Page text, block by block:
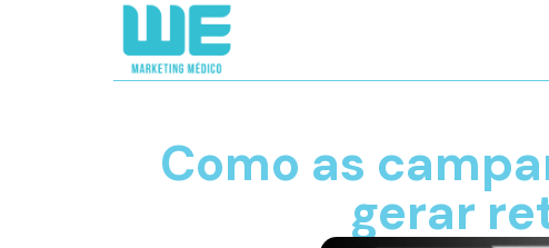
Como as
gerar